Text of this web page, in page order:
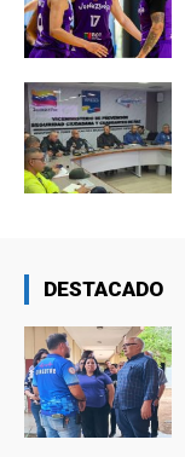
DESTACADO